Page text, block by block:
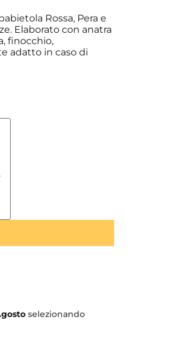
Rossa, Pera e
Elaborato con anatra
finocchio,
adatto in caso di
selezionando